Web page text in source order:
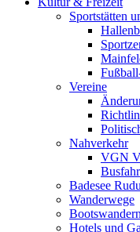
Sportstätten
Vereine
Nahverkehr
VGN
Badesee
Wanderwege
Bootswandern
Hotels und